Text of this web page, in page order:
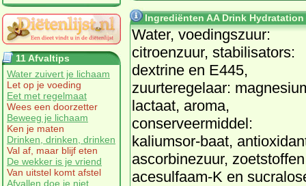
11 Afvaltips
Water zuivert je lichaam
Let op je voeding
Eet met regelmaat
Wees een doorzetter
Beweeg je lichaam
Ken je maten
Drinken, drinken, drinken
Val af, maar blijf eten
De wekker is je vriend
Van uitstel komt afstel
Afvallen doe je niet
Ingrediënten AA Drink
Water, voedingszuur:
citroenzuur, stabilisators:
dextrine en E445,
zuurteregelaar:
lactaat, aroma,
conserveermiddel:
kaliumsor-baat,
ascorbinezuur,
acesulfaam-K en